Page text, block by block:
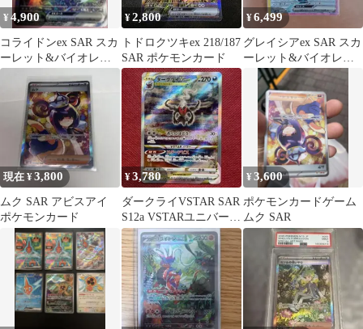
¥4,900
コライドンex SAR スカ
ーレット&バイオレッ
ト 拡張パック バイオレ
ットe…
¥2,800
トドロクツキex 218/187
SAR ポケモンカード
¥6,499
グレイシアex SAR スカ
ーレット&バイオレッ
ト ハイクラスパック テ
ラスタ…
現在 ¥3,800
ムク SAR アビスアイ
ポケモンカード
¥3,780
ダークライVSTAR SAR
S12a VSTARユニバース
228/172
¥3,600
ポケモンカードゲーム
ムク SAR